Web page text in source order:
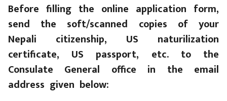
Before filling the online application form,
send the soft/scanned copies of your
Nepali citizenship, US naturilization
certificate, US passport, etc. to the
Consulate General office in the email
address given below: